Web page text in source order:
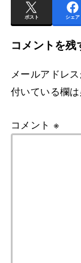
ポスト シェア
コメントを残
メールアドレ
付いている欄
コメント ※